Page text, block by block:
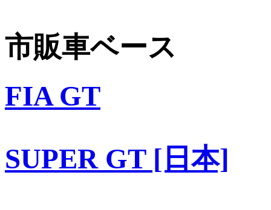
市販車ベース
FIA GT
SUPER GT [日本]